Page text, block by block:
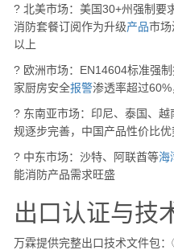
? 北美市场：美国30+州强制要
消防套餐订阅作为升级产品市场
以上
? 欧洲市场：EN14604标准强
家厨房安全报警渗透率超过
? 东南亚市场：印尼、泰国、
规逐步完善，中国产品性价比优
? 中东市场：沙特、阿联酋等海
能消防产品需求旺盛
出口认证与技
万霖提供完整出口技术文件包